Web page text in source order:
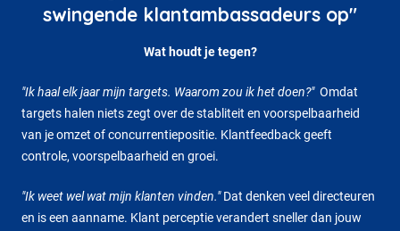
swingende klantambassadeurs op"
Wat houdt je tegen?
"Ik haal elk jaar mijn targets. Waarom zou ik het doen?"Omdat
targets halen niets zegt over de stabliteit en voorspelbaarheid
van je omzet of concurrentiepositie. Klantfeedback geeft
controle, voorspelbaarheid en groei.
"Ik weet wel wat mijn klanten vinden."Dat denken veel directeuren
en is een aanname. Klant perceptie verandert sneller dan jouw